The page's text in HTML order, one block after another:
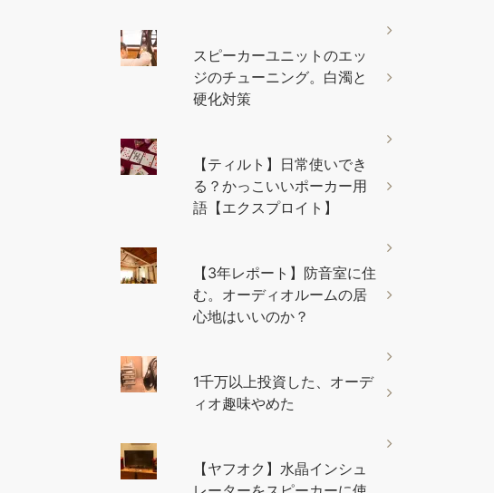
スピーカーユニットのエッ
ジのチューニング。白濁と
硬化対策
【ティルト】日常使いでき
る？かっこいいポーカー用
語【エクスプロイト】
【3年レポート】防音室に住
む。オーディオルームの居
心地はいいのか？
1千万以上投資した、オーデ
ィオ趣味やめた
【ヤフオク】水晶インシュ